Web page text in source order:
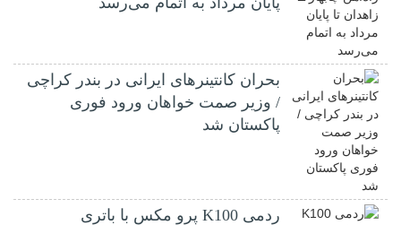
بحران کانتینر‌های ایرانی در بندر کراچی
/ وزیر صمت خواهان ورود فوری
پاکستان شد
ردمی K100 پرو مکس با باتری